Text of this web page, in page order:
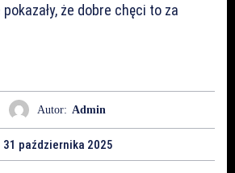
że dobre chęci to za
Autor: Admin
31 października 2025